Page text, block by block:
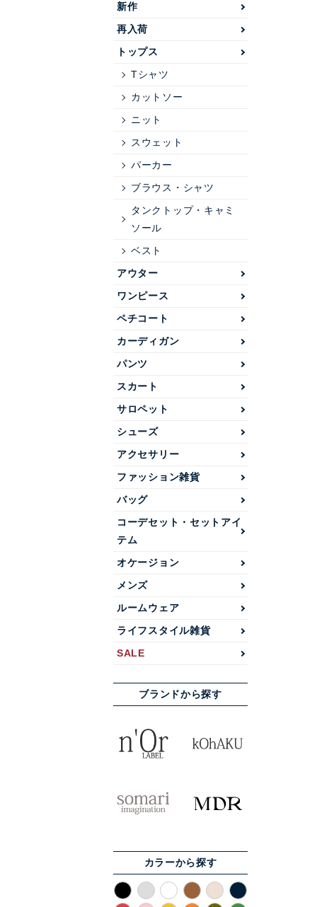
新作
再入荷
トップス
Tシャツ
カットソー
ニット
スウェット
パーカー
ブラウス・シャツ
タンクトップ・キャミ
ソール
ベスト
アウター
ワンピース
ペチコート
カーディガン
パンツ
スカート
サロペット
シューズ
アクセサリー
ファッション雑貨
バッグ
コーデセット・セットアイ
テム
オケージョン
メンズ
ルームウェア
ライフスタイル雑貨
SALE
ブランドから探す
カラーから探す